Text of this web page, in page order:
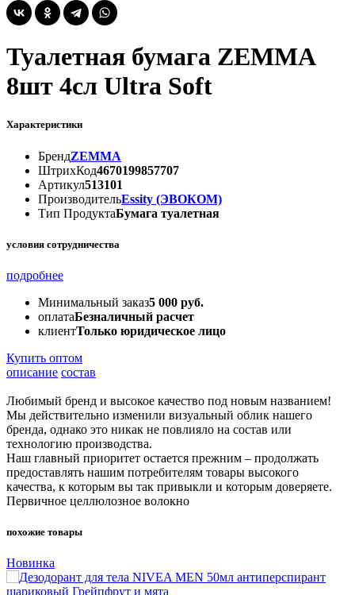
Туалетная бумага ZEMMA
8шт 4сл Ultra Soft
Характеристики
БрендZEMMA
ШтрихКод4670199857707
Артикул513101
ПроизводительEssity (ЭВОКОМ)
Тип ПродуктаБумага туалетная
условия сотрудничества
подробнее
Минимальный заказ5 000 руб.
оплатаБезналичный расчет
клиентТолько юридическое лицо
Купить оптом
описание состав
Любимый бренд и высокое качество под новым названием!
Мы действительно изменили визуальный облик нашего
бренда, однако это никак не повлияло на состав или
технологию производства.
Наш главный приоритет остается прежним – продолжать
предоставлять нашим потребителям товары высокого
качества, к которым вы так привыкли и которым доверяете.
Первичное целлюлозное волокно
похожие товары
Новинка